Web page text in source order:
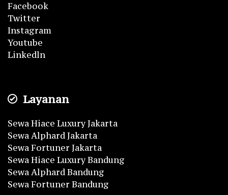
Facebook
Twitter
Instagram
Youtube
Linkedln
Layanan
Sewa Hiace Luxury Jakarta
Sewa Alphard Jakarta
Sewa Fortuner Jakarta
Sewa Hiace Luxury Bandung
Sewa Alphard Bandung
Sewa Fortuner Bandung